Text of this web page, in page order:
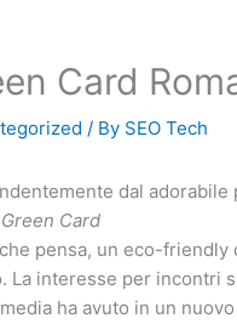
Card
/ By SEO Tech
dal adorabile
Green Card
pensa, un eco-
La interesse per incontri
ha avuto in un